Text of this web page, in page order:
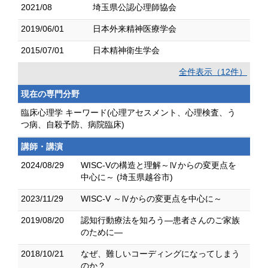
2021/08 埼玉県公認心理師協会
2019/06/01 日本外来精神医療学会
2015/07/01 日本精神衛生学会
全件表示（12件）
現在の専門分野
臨床心理学 キーワード(心理アセスメント、心理検査、う
つ病、自殺予防、病院臨床)
講師・講演
2024/08/29
WISC-Vの構造と理解～Ⅳからの変更点を
中心に～ (埼玉県越谷市)
2023/11/29 WISC-V ～Ⅳからの変更点を中心に～
2019/08/20
認知行動療法を知ろう―患者さんのご家族
のために―
2018/10/21
なぜ、難しいコーディングになってしまう
のか？